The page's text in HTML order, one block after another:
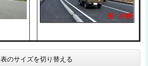
表のサイズを切り替える